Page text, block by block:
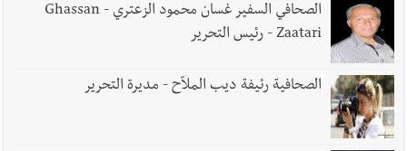
الصحافي السفير غسان محمود الزعتري - Ghassan
Zaatari - رئيس التحرير
الصحافية رئيفة ديب الملاّح - مديرة التحرير